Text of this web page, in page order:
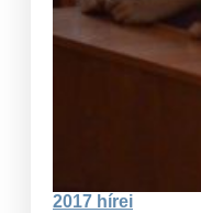
2017 hírei